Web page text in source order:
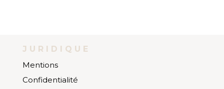
JURIDIQUE
Mentions
Confidentialité